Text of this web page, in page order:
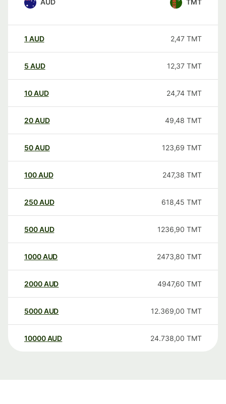
AUD TMT
1 AUD 2,47 TMT
5 AUD 12,37 TMT
10AUD 24,74 TMT
20AUD 49,48 TMT
50AUD 123,69 TMT
100AUD 247,38 TMT
250AUD 618,45 TMT
500AUD 1236,90 TMT
1000AUD 2473,80 TMT
2000AUD 4947,60 TMT
5000AUD 12.369,00 TMT
10000 AUD 24.738,00 TMT